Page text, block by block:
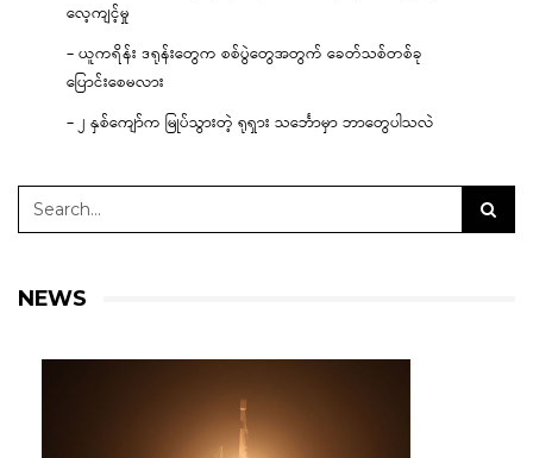
လေ့ကျင့်မှု
– ယူကရိန်း ဒရုန်းတွေက စစ်ပွဲတွေအတွက် ခေတ်သစ်တစ်ခု
ပြောင်းစေမလား
– ၂ နှစ်ကျော်က မြုပ်သွားတဲ့ ရုရှား သင်္ဘောမှာ ဘာတွေပါသလဲ
NEWS